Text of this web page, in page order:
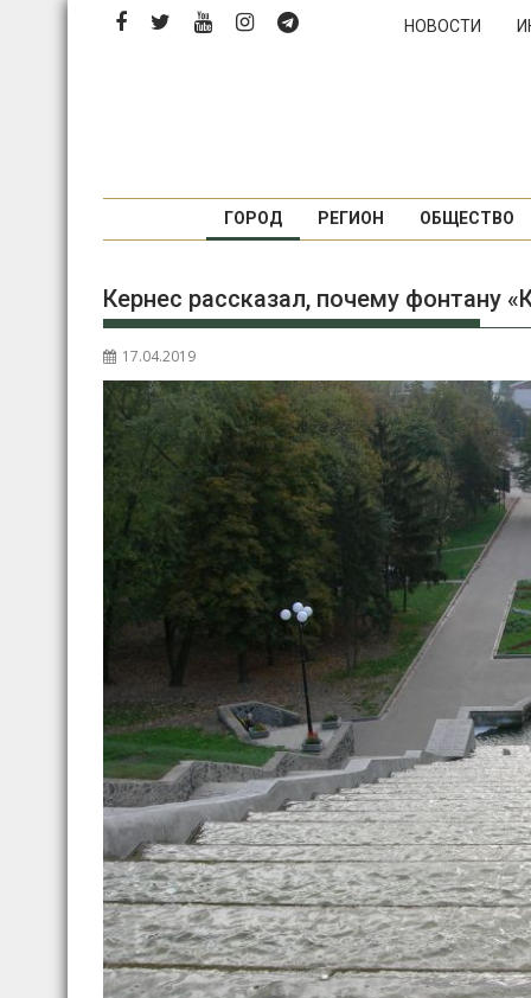
Перейти
НОВОСТИ
ГОРОД РЕГИОН ОБЩЕСТВО
Кернес рассказал, почему фонтану
17.04.2019